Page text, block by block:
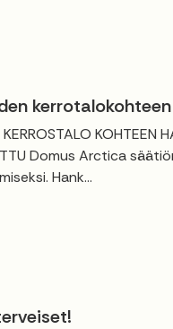
KOHTEEN
Domus Arctica
Hank...